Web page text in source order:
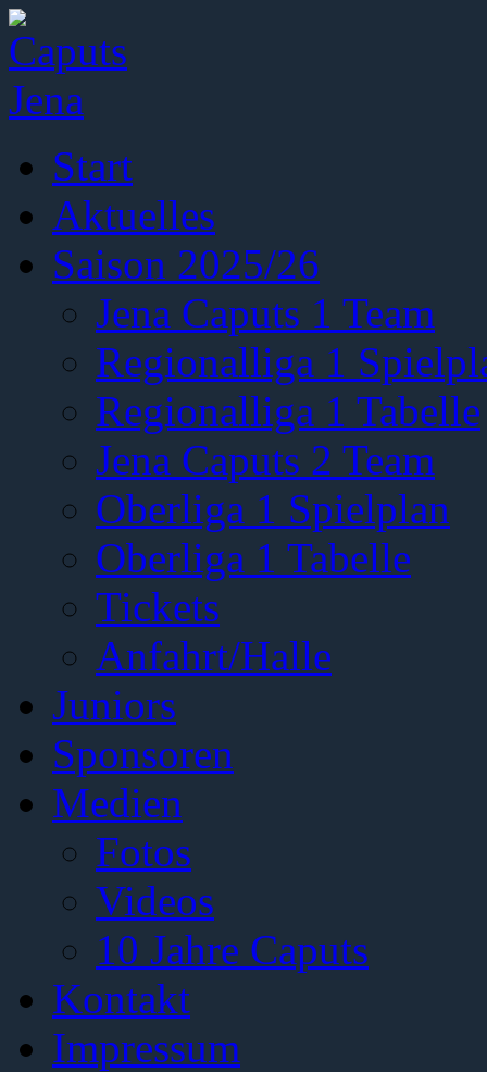
Start
Aktuelles
Saison 2025/26
Jena Caputs 1 Team
Regionalliga 1
Regionalliga 1 Tabelle
Jena Caputs 2 Team
Oberliga 1 Spielplan
Oberliga 1 Tabelle
Tickets
Anfahrt/Halle
Juniors
Sponsoren
Medien
Fotos
Videos
10 Jahre Caputs
Kontakt
Impressum